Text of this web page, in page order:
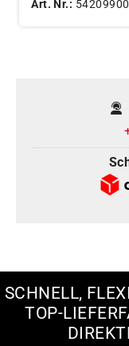
Art. Nr.:
SCHNELL,
TOP-